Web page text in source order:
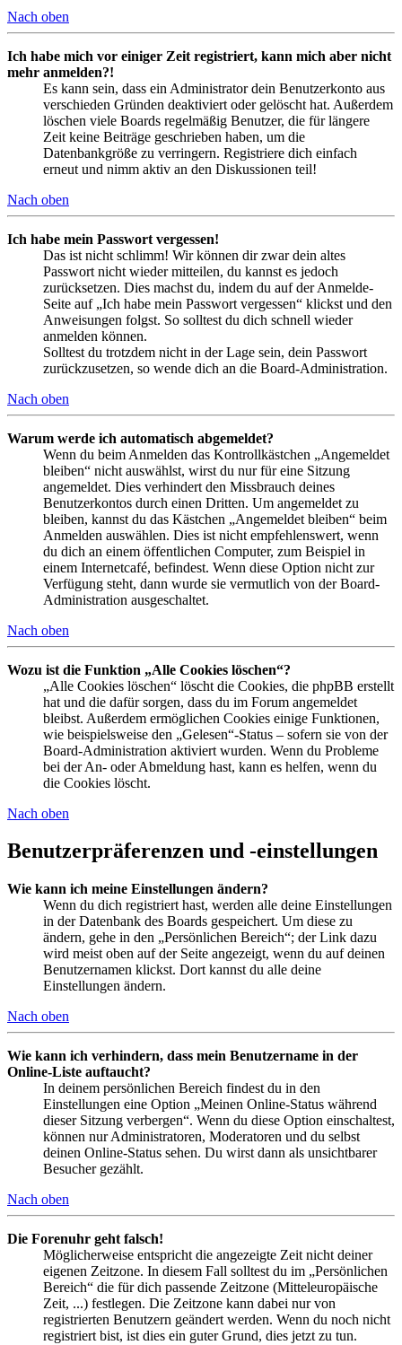
Nach oben
Ich habe mich vor einiger Zeit registriert, kann mich aber nicht
mehr anmelden?!
Es kann sein, dass ein Administrator dein Benutzerkonto aus
verschieden Gründen deaktiviert oder gelöscht hat. Außerdem
löschen viele Boards regelmäßig Benutzer, die für längere
Zeit keine Beiträge geschrieben haben, um die
Datenbankgröße zu verringern. Registriere dich einfach
erneut und nimm aktiv an den Diskussionen teil!
Nach oben
Ich habe mein Passwort vergessen!
Das ist nicht schlimm! Wir können dir zwar dein altes
Passwort nicht wieder mitteilen, du kannst es jedoch
zurücksetzen. Dies machst du, indem du auf der Anmelde-
Seite auf „Ich habe mein Passwort vergessen“ klickst und den
Anweisungen folgst. So solltest du dich schnell wieder
anmelden können.
Solltest du trotzdem nicht in der Lage sein, dein Passwort
zurückzusetzen, so wende dich an die Board-Administration.
Nach oben
Warum werde ich automatisch abgemeldet?
Wenn du beim Anmelden das Kontrollkästchen „Angemeldet
bleiben“ nicht auswählst, wirst du nur für eine Sitzung
angemeldet. Dies verhindert den Missbrauch deines
Benutzerkontos durch einen Dritten. Um angemeldet zu
bleiben, kannst du das Kästchen „Angemeldet bleiben“ beim
Anmelden auswählen. Dies ist nicht empfehlenswert, wenn
du dich an einem öffentlichen Computer, zum Beispiel in
einem Internetcafé, befindest. Wenn diese Option nicht zur
Verfügung steht, dann wurde sie vermutlich von der Board-
Administration ausgeschaltet.
Nach oben
Wozu ist die Funktion „Alle Cookies löschen“?
„Alle Cookies löschen“ löscht die Cookies, die phpBB erstellt
hat und die dafür sorgen, dass du im Forum angemeldet
bleibst. Außerdem ermöglichen Cookies einige Funktionen,
wie beispielsweise den „Gelesen“-Status – sofern sie von der
Board-Administration aktiviert wurden. Wenn du Probleme
bei der An- oder Abmeldung hast, kann es helfen, wenn du
die Cookies löscht.
Nach oben
Benutzerpräferenzen und -einstellungen
Wie kann ich meine Einstellungen ändern?
Wenn du dich registriert hast, werden alle deine Einstellungen
in der Datenbank des Boards gespeichert. Um diese zu
ändern, gehe in den „Persönlichen Bereich“; der Link dazu
wird meist oben auf der Seite angezeigt, wenn du auf deinen
Benutzernamen klickst. Dort kannst du alle deine
Einstellungen ändern.
Nach oben
Wie kann ich verhindern, dass mein Benutzername in der
Online-Liste auftaucht?
In deinem persönlichen Bereich findest du in den
Einstellungen eine Option „Meinen Online-Status während
dieser Sitzung verbergen“. Wenn du diese Option einschaltest,
können nur Administratoren, Moderatoren und du selbst
deinen Online-Status sehen. Du wirst dann als unsichtbarer
Besucher gezählt.
Nach oben
Die Forenuhr geht falsch!
Möglicherweise entspricht die angezeigte Zeit nicht deiner
eigenen Zeitzone. In diesem Fall solltest du im „Persönlichen
Bereich“ die für dich passende Zeitzone (Mitteleuropäische
Zeit, ...) festlegen. Die Zeitzone kann dabei nur von
registrierten Benutzern geändert werden. Wenn du noch nicht
registriert bist, ist dies ein guter Grund, dies jetzt zu tun.